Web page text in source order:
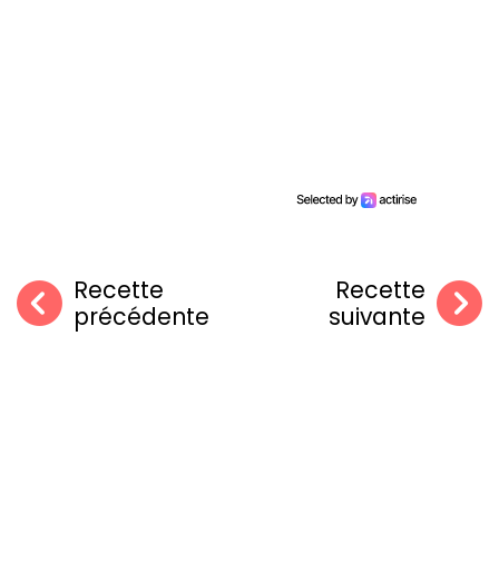
Recette
précédente
Recette
suivante